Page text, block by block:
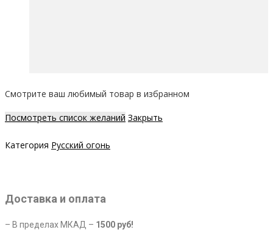
Смотрите ваш любимый товар в избранном
Посмотреть список желаний Закрыть
Категория Русский огонь
Доставка и оплата
– В пределах МКАД – 1500 руб!